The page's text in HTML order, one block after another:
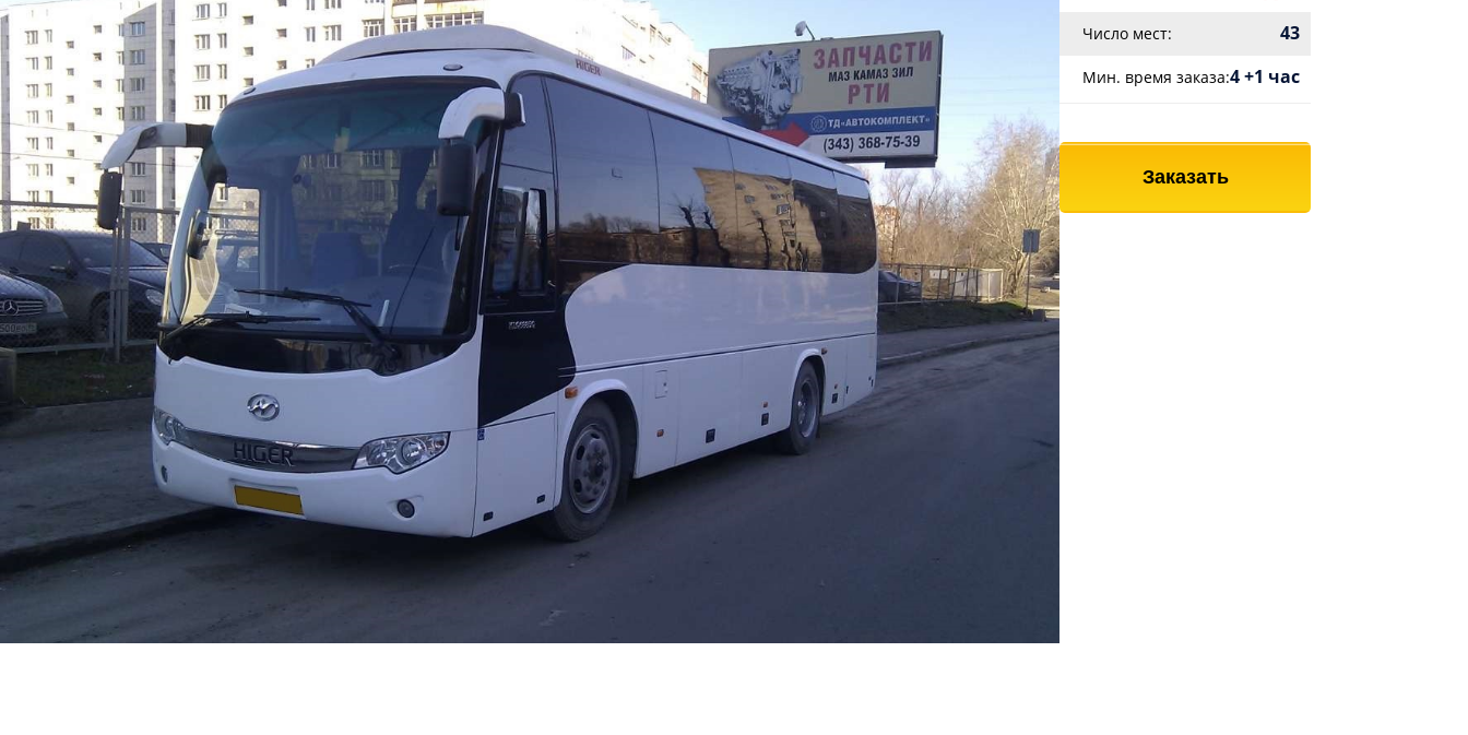
Число мест: 43
Мин. время заказа:4 +1 час
Заказать